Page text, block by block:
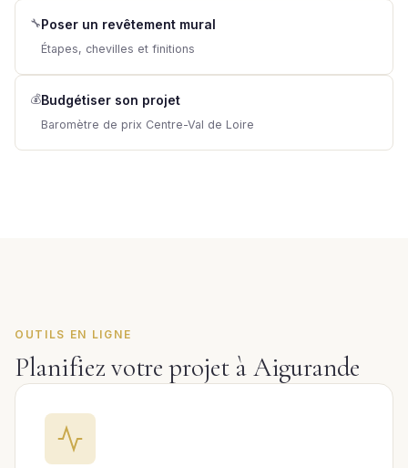
🔧Poser un revêtement mural
Étapes, chevilles et finitions
💰Budgétiser son projet
Baromètre de prix Centre-Val de Loire
OUTILS EN LIGNE
Planifiez votre projet à Aigurande